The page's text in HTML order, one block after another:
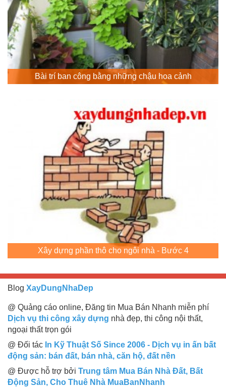
Bài trí ban công bằng những chậu hoa cảnh
Xây dựng phần thô cho ngôi nhà - Bước 4
Blog XayDungNhaDep
@ Quảng cáo online, Đăng tin Mua Bán Nhanh miễn phí
Dịch vụ thi công xây dựng nhà đẹp, thi công nội thất,
ngoại thất trọn gói
@ Đối tác In Kỹ Thuật Số Since 2006 - Dịch vụ in ấn bất
động sản: bán đất, bán nhà, căn hộ, đất nền
@ Được hỗ trợ bởi Trung tâm Mua Bán Nhà Đất, Bất
Động Sản, Cho Thuê Nhà MuaBanNhanh